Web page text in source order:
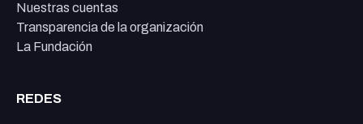
Nuestras cuentas
Transparencia de la organización
La Fundación
REDES